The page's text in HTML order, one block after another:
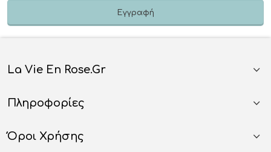
La Vie En Rose.gr
Πληροφορίες
Όροι Χρήσης